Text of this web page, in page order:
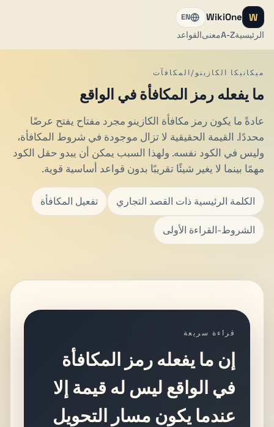
W
WikiOne
الرئيسيةA-Zمعنىالقواعد
EN
ميكانيكا الكازينو/المكافآت
ما يفعله رمز المكافأة في الواقع
عادةً ما يكون رمز مكافأة الكازينو مجرد مفتاح يفتح عرضًا
محددًا. القيمة الحقيقية لا تزال موجودة في شروط المكافأة،
وليس في الكود نفسه. ولهذا السبب يمكن أن يبدو حقل الكود
مهمًا بينما لا يغير شيئًا تقريبًا بدون قواعد أساسية قوية.
الكلمة الرئيسية ذات القصد التجاري تفعيل المكافأة
الشروط-القراءة الأولى
قراءة سريعة
إن ما يفعله رمز المكافأة
في الواقع ليس له قيمة إلا
عندما يكون مسار التحويل